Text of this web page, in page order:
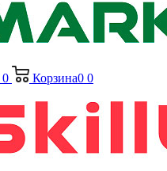
0 Корзина0 0